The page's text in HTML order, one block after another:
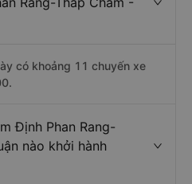
có khoảng 11 chuyến xe
Định Phan Rang-
nào khởi hành